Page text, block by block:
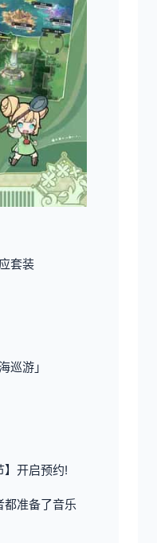
套装
巡游」
】开启预约!
都准备了音乐